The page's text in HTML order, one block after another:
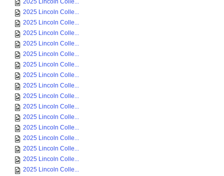
2025 Lincoln Colle...
2025 Lincoln Colle...
2025 Lincoln Colle...
2025 Lincoln Colle...
2025 Lincoln Colle...
2025 Lincoln Colle...
2025 Lincoln Colle...
2025 Lincoln Colle...
2025 Lincoln Colle...
2025 Lincoln Colle...
2025 Lincoln Colle...
2025 Lincoln Colle...
2025 Lincoln Colle...
2025 Lincoln Colle...
2025 Lincoln Colle...
2025 Lincoln Colle...
2025 Lincoln Colle...